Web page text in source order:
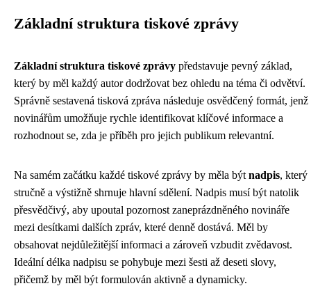
Základní struktura tiskové zprávy
Základní struktura tiskové zprávy představuje pevný základ,
který by měl každý autor dodržovat bez ohledu na téma či odvětví.
Správně sestavená tisková zpráva následuje osvědčený formát, jenž
novinářům umožňuje rychle identifikovat klíčové informace a
rozhodnout se, zda je příběh pro jejich publikum relevantní.
Na samém začátku každé tiskové zprávy by měla být nadpis, který
stručně a výstižně shrnuje hlavní sdělení. Nadpis musí být natolik
přesvědčivý, aby upoutal pozornost zaneprázdněného novináře
mezi desítkami dalších zpráv, které denně dostává. Měl by
obsahovat nejdůležitější informaci a zároveň vzbudit zvědavost.
Ideální délka nadpisu se pohybuje mezi šesti až deseti slovy,
přičemž by měl být formulován aktivně a dynamicky.